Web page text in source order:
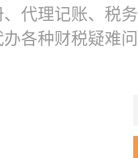
代理记账、税
各种财税疑难